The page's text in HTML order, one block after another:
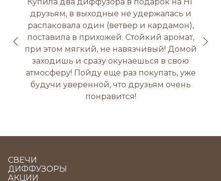
друзьям, в выходные не удержалась и
распаковала один (ветвер и кардамон),
поставила в прихожей. Стойкий аромат,
при этом мягкий, не навязчивый! Домой
заходишь и сразу окунаешься в свою
атмосферу! Пойду еще раз покупать, уже
будучи уверенной, что друзьям очень
понравится!
СВЕЧИ
ДИФФУЗОРЫ
АКЦИИ